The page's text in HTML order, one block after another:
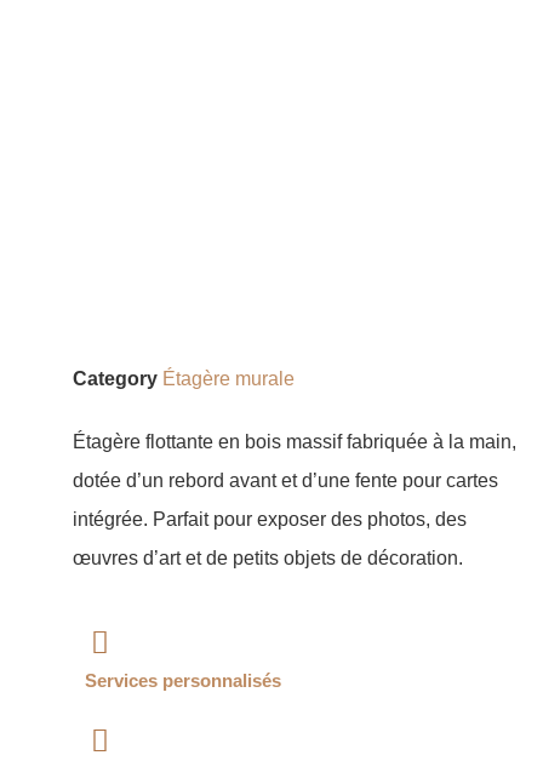
Category Étagère murale
Étagère flottante en bois massif fabriquée à la main,
dotée d’un rebord avant et d’une fente pour cartes
intégrée. Parfait pour exposer des photos, des
œuvres d’art et de petits objets de décoration.
Services personnalisés